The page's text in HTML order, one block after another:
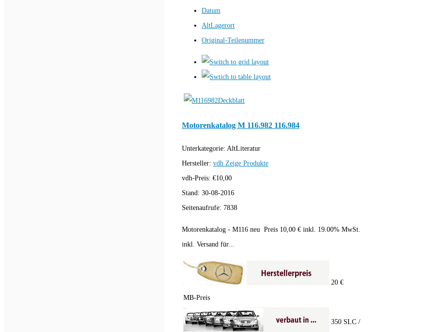
Datum
AltLagerort
Original-Teilenummer
Motorenkatalog M 116.982 116.984
Unterkategorie: AltLiteratur
Hersteller: vdh Zeige Produkte
vdh-Preis: €10,00
Stand: 30-08-2016
Seitenaufrufe: 7838
Motorenkatalog - M116 neu Preis 10,00 € inkl. 19.00% MwSt.
inkl. Versand für...
MB-Preis
20 €
350 SLC /